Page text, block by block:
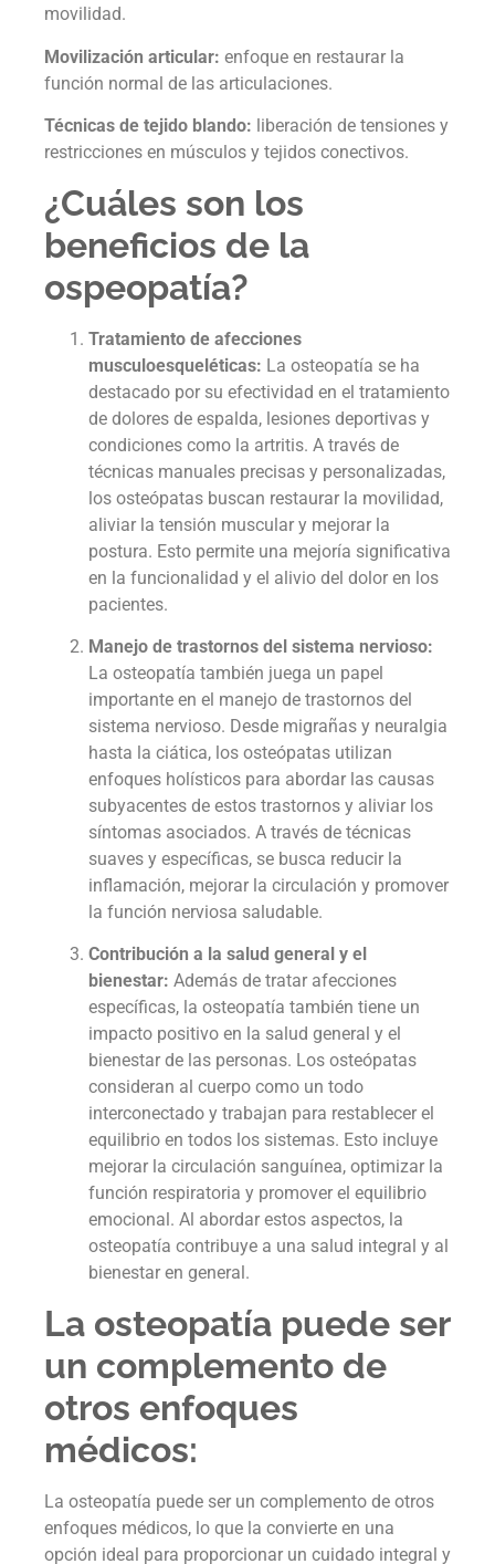
movilidad.
Movilización articular: enfoque en restaurar la
función normal de las articulaciones.
Técnicas de tejido blando: liberación de tensiones y
restricciones en músculos y tejidos conectivos.
¿Cuáles son los
beneficios de la
ospeopatía?
Tratamiento de afecciones
musculoesqueléticas: La osteopatía se ha
destacado por su efectividad en el tratamiento
de dolores de espalda, lesiones deportivas y
condiciones como la artritis. A través de
técnicas manuales precisas y personalizadas,
los osteópatas buscan restaurar la movilidad,
aliviar la tensión muscular y mejorar la
postura. Esto permite una mejoría significativa
en la funcionalidad y el alivio del dolor en los
pacientes.
Manejo de trastornos del sistema nervioso:
La osteopatía también juega un papel
importante en el manejo de trastornos del
sistema nervioso. Desde migrañas y neuralgia
hasta la ciática, los osteópatas utilizan
enfoques holísticos para abordar las causas
subyacentes de estos trastornos y aliviar los
síntomas asociados. A través de técnicas
suaves y específicas, se busca reducir la
inflamación, mejorar la circulación y promover
la función nerviosa saludable.
Contribución a la salud general y el
bienestar: Además de tratar afecciones
específicas, la osteopatía también tiene un
impacto positivo en la salud general y el
bienestar de las personas. Los osteópatas
consideran al cuerpo como un todo
interconectado y trabajan para restablecer el
equilibrio en todos los sistemas. Esto incluye
mejorar la circulación sanguínea, optimizar la
función respiratoria y promover el equilibrio
emocional. Al abordar estos aspectos, la
osteopatía contribuye a una salud integral y al
bienestar en general.
La osteopatía puede ser
un complemento de
otros enfoques
médicos:
La osteopatía puede ser un complemento de otros
enfoques médicos, lo que la convierte en una
opción ideal para proporcionar un cuidado integral y